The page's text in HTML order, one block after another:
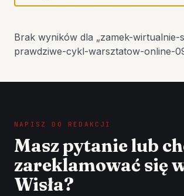
Brak wyników dla „zamek-wirtualnie-
prawdziwe-cykl-warsztatow-online-
NAPISZ DO REDAKCJI
Masz pytanie lub
zareklamować się
Wisła?